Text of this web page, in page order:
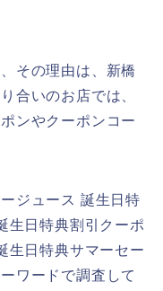
その理由は、新橋
合いのお店では、
ンやクーポンコー
ジュース 誕生日特
生日特典割引クーポ
生日特典サマーセー
ワードで調査して